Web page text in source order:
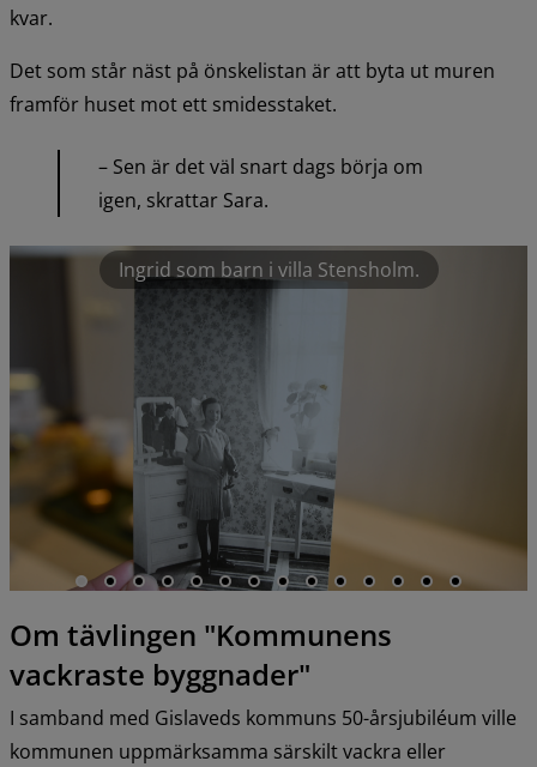
kvar.
Det som står näst på önskelistan är att byta ut muren
framför huset mot ett smidesstaket.
– Sen är det väl snart dags börja om
igen, skrattar Sara.
Ingrid som barn i villa Stensholm.
Om tävlingen "Kommunens
vackraste byggnader"
I samband med Gislaveds kommuns 50-årsjubiléum ville
kommunen uppmärksamma särskilt vackra eller